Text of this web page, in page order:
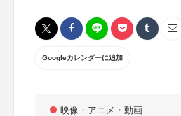
Googleカレンダーに追加
映像・アニメ・動画